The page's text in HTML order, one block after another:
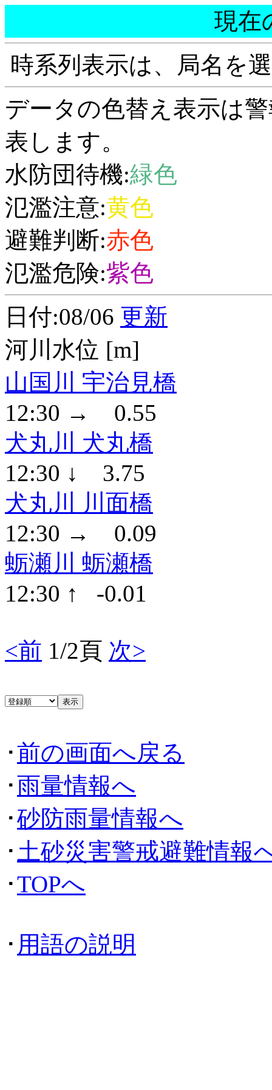
現在
時系列表示は、局名を
データの色替え表示は
表します。
水防団待機:緑色
氾濫注意:黄色
避難判断:赤色
氾濫危険:紫色
日付:08/06 更新
河川水位 [m]
山国川 宇治見橋
12:30 → 0.55
犬丸川 犬丸橋
12:30 ↓ 3.75
犬丸川 川面橋
12:30 → 0.09
蛎瀬川 蛎瀬橋
12:30 ↑ -0.01
<前 1/2頁 次>
･前の画面へ戻る
･雨量情報へ
･砂防雨量情報へ
･ 土砂災害警戒避難情報
･TOPへ
･ 用語の説明